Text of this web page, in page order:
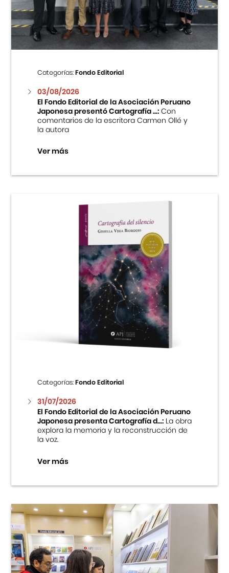
Centro Cultural Peruano Japonés
Cursos
Museo de la Inmigración Japonesa
Fondo Editorial
Teatro Peruano Japonés
Categorías:Fondo Editorial
03/08/2026
El Fondo Editorial de la Asociación Peruano
Japonesa presentó Cartografía ...:Con
comentarios de la escritora Carmen Ollé y
la autora
Ver más
Categorías:Fondo Editorial
31/07/2026
El Fondo Editorial de la Asociación Peruano
Japonesa presenta Cartografía d...:La obra
explora la memoria y la reconstrucción de
la voz.
Ver más